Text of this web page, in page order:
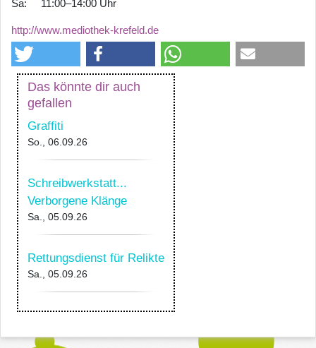
Sa: 11:00–14:00 Uhr
http://www.mediothek-krefeld.de
Das könnte dir auch
gefallen
Graffiti
So., 06.09.26
Schreibwerkstatt...
Verborgene Klänge
Sa., 05.09.26
Rettungsdienst für Relikte
Sa., 05.09.26